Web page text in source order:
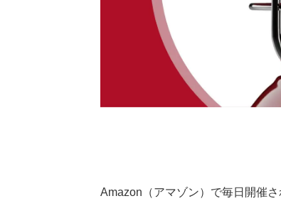
Amazon（アマゾン）で毎日開催